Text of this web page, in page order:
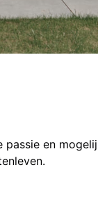
passie en